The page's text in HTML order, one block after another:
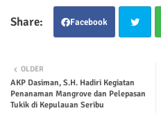
Facebook
ter
OLDER
AKP Dasiman, S.H. Hadiri Kegiatan
Penanaman Mangrove dan Pelepasan
Tukik di Kepulauan Seribu